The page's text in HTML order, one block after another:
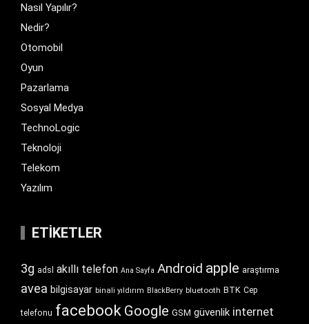
Nasıl Yapılır?
Nedir?
Otomobil
Oyun
Pazarlama
Sosyal Medya
TechnoLogic
Teknoloji
Telekom
Yazılım
ETIKETLER
3g adsl akıllı telefon Ana Sayfa Android apple araştırma
avea bilgisayar binali yıldırım BlackBerry bluetooth BTK Cep
telefonu facebook Google GSM güvenlik internet